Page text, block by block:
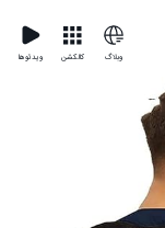
ویدئوها کالکشن وبلاگ